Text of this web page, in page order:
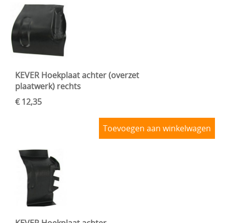
KEVER Hoekplaat achter (overzet
plaatwerk) rechts
€ 12,35
Toevoegen aan winkelwagen